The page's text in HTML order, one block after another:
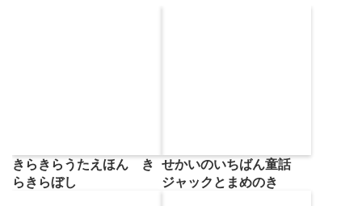
きらきらうたえほん き
らきらぼし
せかいのいちばん童話
ジャックとまめのき